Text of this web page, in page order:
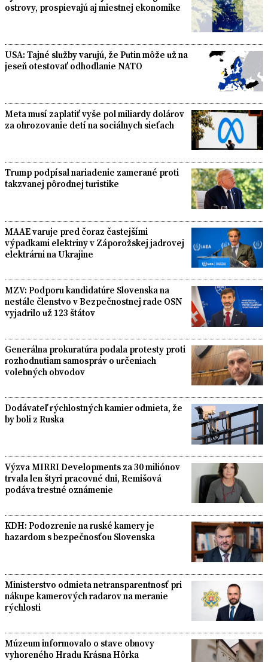
ostrovy, prospievajú aj miestnej ekonomike
USA: Tajné služby varujú, že Putin môže už na
jeseň otestovať odhodlanie NATO
Meta musí zaplatiť vyše pol miliardy dolárov
za ohrozovanie detí na sociálnych sieťach
Trump podpísal nariadenie zamerané proti
takzvanej pôrodnej turistike
MAAE varuje pred čoraz častejšími
výpadkami elektriny v Záporožskej jadrovej
elektrárni na Ukrajine
MZV: Podporu kandidatúre Slovenska na
nestále členstvo v Bezpečnostnej rade OSN
vyjadrilo už 123 štátov
Generálna prokuratúra podala protesty proti
rozhodnutiam samospráv o určeniach
volebných obvodov
Dodávateľ rýchlostných kamier odmieta, že
by boli z Ruska
Výzva MIRRI Developments za 30 miliónov
trvala len štyri pracovné dni, Remišová
podáva trestné oznámenie
KDH: Podozrenie na ruské kamery je
hazardom s bezpečnosťou Slovenska
Ministerstvo odmieta netransparentnosť pri
nákupe kamerových radarov na meranie
rýchlosti
Múzeum informovalo o stave obnovy
vyhoreného Hradu Krásna Hôrka